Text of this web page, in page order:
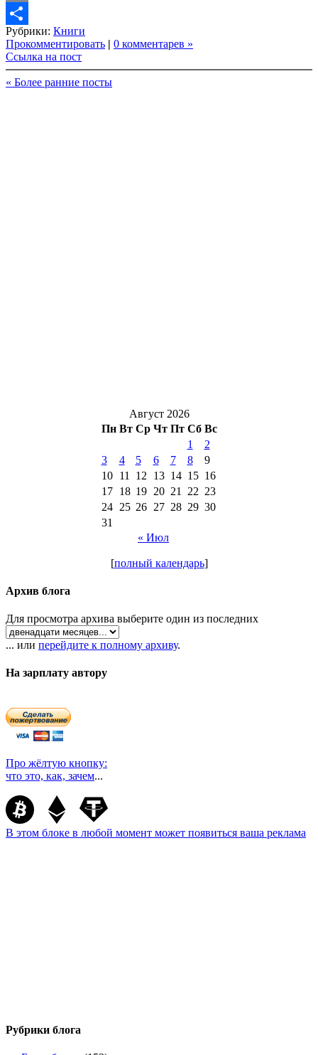
Copy
Link
Share
Рубрики: Книги
Прокомментировать | 0 комментарев »
Ссылка на пост
« Более ранние посты
Август 2026
Пн Вт Ср Чт Пт Сб Вс
1
2
3
4 5 6 7 8
9
10
11 12 13 14 15 16
17
18 19 20 21 22 23
24
25 26 27 28 29 30
31
« Июл
[полный календарь]
Архив блога
Для просмотра архива выберите один из последних
... или перейдите к полному архиву.
На зарплату автору
Про жёлтую кнопку:
что это, как, зачем...
В этом блоке в любой момент может появиться ваша реклама
Рубрики блога